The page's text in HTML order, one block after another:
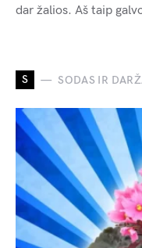
dar žalios. Aš taip
S SODAS IR